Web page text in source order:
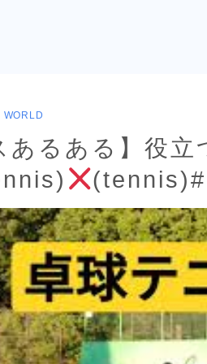
あるある】役